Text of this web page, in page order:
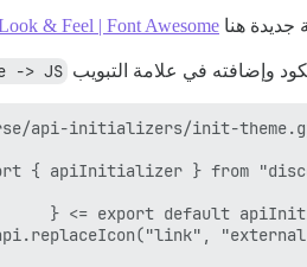
جديدة هنا & Feel | Font Awesome
وإضافته في علامة التبويب -> JS